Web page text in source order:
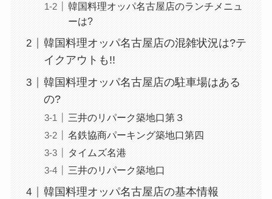
韓国料理オッパ名古屋店のランチメニュ
ーは?
韓国料理オッパ名古屋店の混雑状況は?テ
イクアウトも!!
韓国料理オッパ名古屋店の駐車場はある
の?
三井のリパーク築地口第３
名鉄協商パーキング築地口第四
タイムズ名港
三井のリパーク築地口
韓国料理オッパ名古屋店の基本情報